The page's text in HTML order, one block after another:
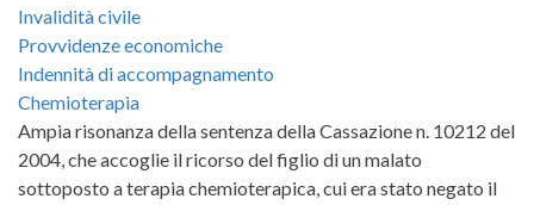
Invalidità civile
Provvidenze economiche
Indennità di accompagnamento
Chemioterapia
Ampia risonanza della sentenza della Cassazione n. 10212 del
2004, che accoglie il ricorso del figlio di un malato
sottoposto a terapia chemioterapica, cui era stato negato il